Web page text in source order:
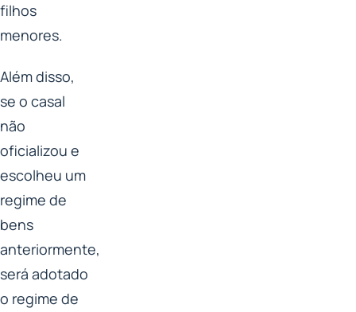
filhos
menores.
Além disso,
se o casal
não
oficializou e
escolheu um
regime de
bens
anteriormente,
será adotado
o regime de